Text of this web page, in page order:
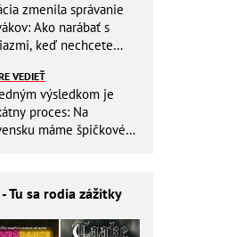
zmenila správanie
Ako narábať s
keď nechcete
VEDIEŤ
výsledkom je
proces: Na
máme špičkové
Tu sa rodia zážitky